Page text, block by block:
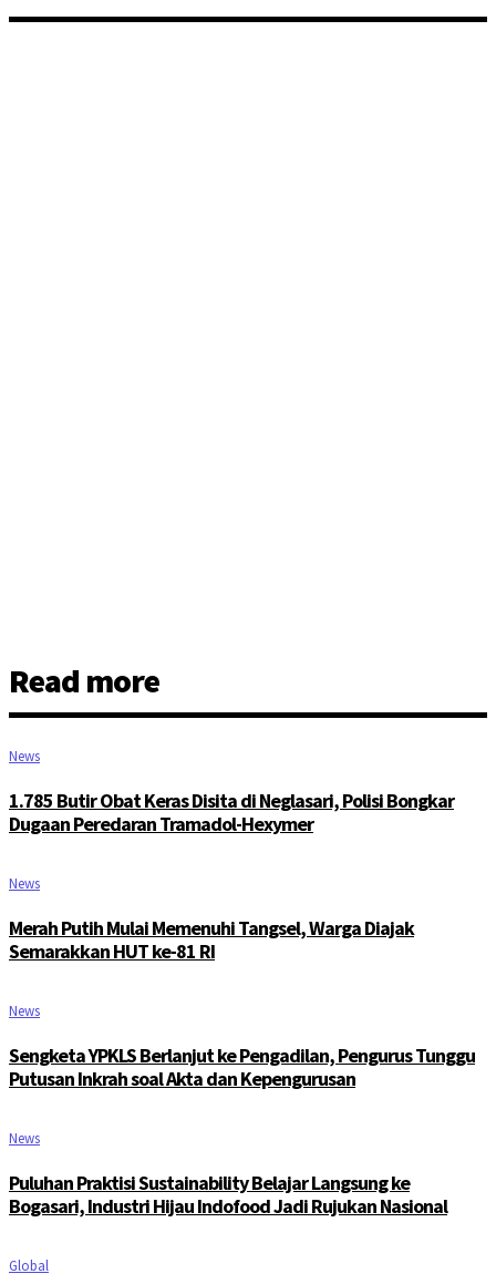
Read more
News
1.785 Butir Obat Keras Disita di Neglasari, Polisi Bongkar
Dugaan Peredaran Tramadol-Hexymer
News
Merah Putih Mulai Memenuhi Tangsel, Warga Diajak
Semarakkan HUT ke-81 RI
News
Sengketa YPKLS Berlanjut ke Pengadilan, Pengurus Tunggu
Putusan Inkrah soal Akta dan Kepengurusan
News
Puluhan Praktisi Sustainability Belajar Langsung ke
Bogasari, Industri Hijau Indofood Jadi Rujukan Nasional
Global